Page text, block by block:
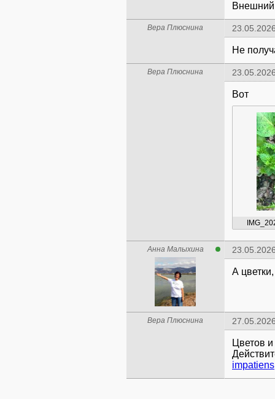
Внешний
Вера Плюснина
Не
Вера Плюснина
Вот
Анна Малыхина
А
Вера Плюснина
Цветов
impatiens